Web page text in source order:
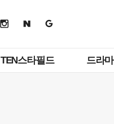
TEN스타필드 드라